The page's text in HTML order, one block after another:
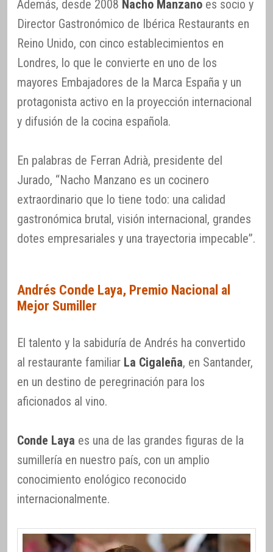
Además, desde 2008 Nacho Manzano es socio y
Director Gastronómico de Ibérica Restaurants en
Reino Unido, con cinco establecimientos en
Londres, lo que le convierte en uno de los
mayores Embajadores de la Marca España y un
protagonista activo en la proyección internacional
y difusión de la cocina española.
En palabras de Ferran Adrià, presidente del
Jurado, “Nacho Manzano es un cocinero
extraordinario que lo tiene todo: una calidad
gastronómica brutal, visión internacional, grandes
dotes empresariales y una trayectoria impecable”.
Andrés Conde Laya, Premio Nacional al
Mejor Sumiller
El talento y la sabiduría de Andrés ha convertido
al restaurante familiar La Cigaleña, en Santander,
en un destino de peregrinación para los
aficionados al vino.
Conde Laya es una de las grandes figuras de la
sumillería en nuestro país, con un amplio
conocimiento enológico reconocido
internacionalmente.